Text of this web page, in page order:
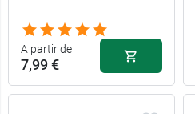
A partir de
7,99 €